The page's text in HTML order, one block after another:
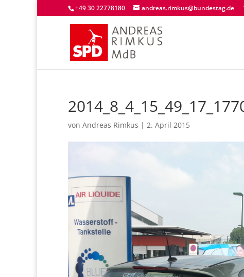
+49 30 22778180 andreas.rimkus@bundestag.de
von Andreas Rimkus | 2. April 2015